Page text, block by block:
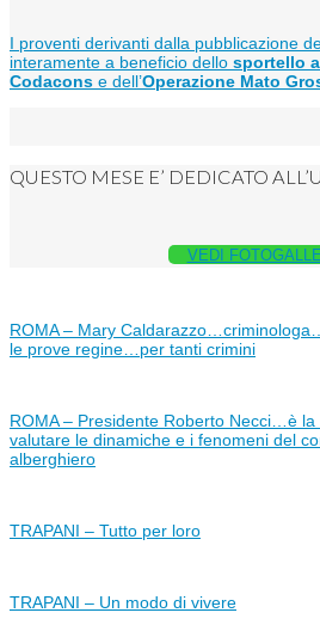
I proventi derivanti dalla pubblicazione
interamente a beneficio dello sportello
Codacons e dell’Operazione Mato
QUESTO MESE E’ DEDICATO
VEDI
ROMA – Mary
le prove regine…per tanti crimini
ROMA – Presidente Roberto Necci…è
valutare le dinamiche e i fenomeni del
alberghiero
TRAPANI – Tutto per loro
TRAPANI – Un modo di vivere